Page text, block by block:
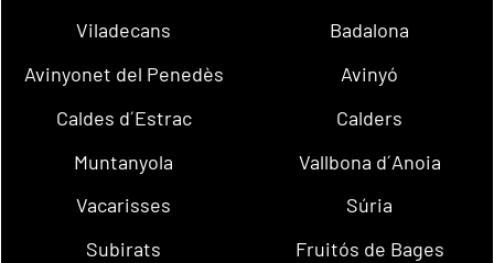
Viladecans
Badalona
Avinyonet del Penedès
Avinyó
Caldes d´Estrac
Calders
Muntanyola
Vallbona d´Anoia
Vacarisses
Súria
Subirats
Fruitós de Bages